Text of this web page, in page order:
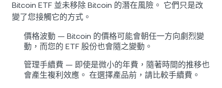
Bitcoin ETF 並未移除 Bitcoin 的潛在風險。 它們只是改
變了您接觸它的方式。
價格波動 — Bitcoin 的價格可能會朝任一方向劇烈變
動，而您的 ETF 股份也會隨之變動。
管理手續費 — 即使是微小的年費，隨著時間的推移也
會產生複利效應。 在選擇產品前，請比較手續費。